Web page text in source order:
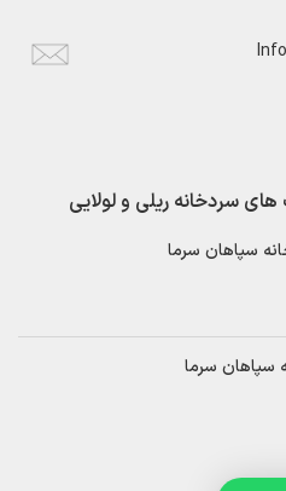
سردخانه ریلی و لولایی
سپاهان سرما
سپاهان سرما